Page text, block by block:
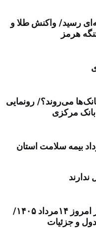
رسید/ واکنش طلا و
هرمز
می‌روند؟/ رونمایی
بانک مرکزی
بیمه سلامت استان
ندارند
قیمت طلای ۱۸عیار امروز ۱۴مرداد ۱۴۰۵/
و جزئیات